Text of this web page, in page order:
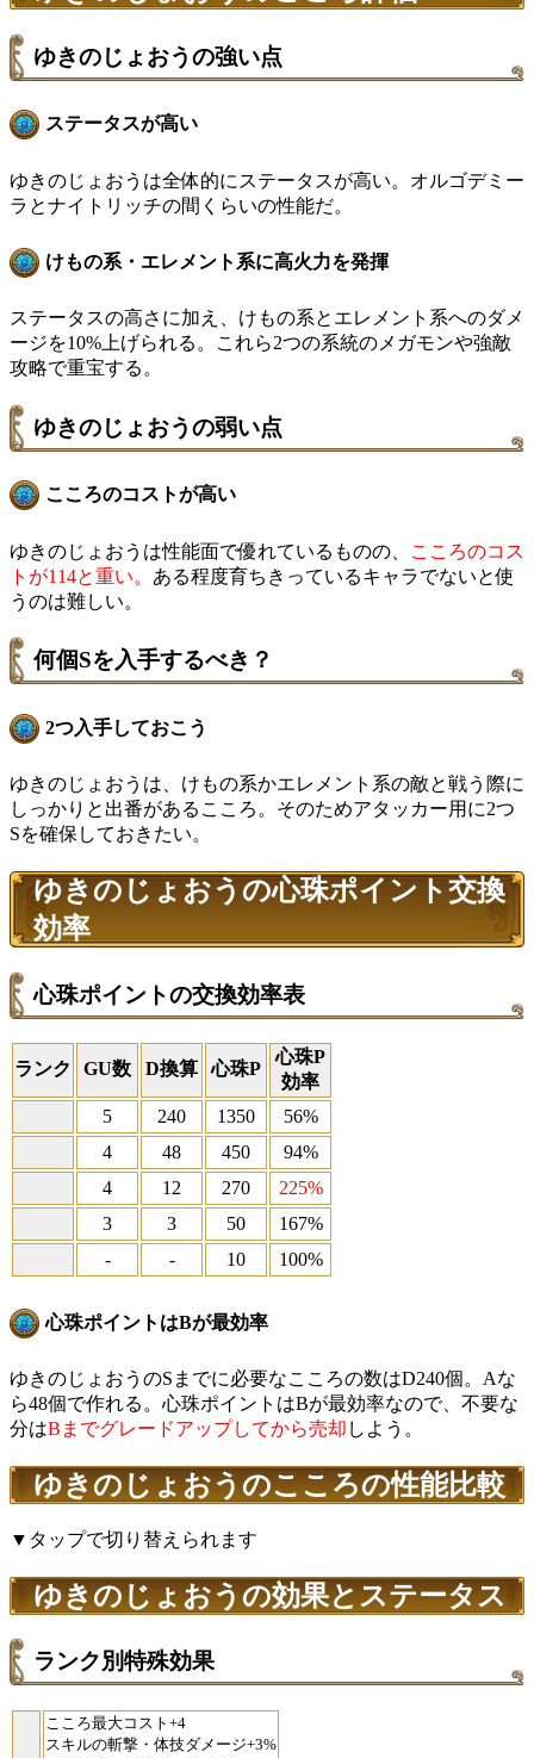
ゆきのじょおうの強い点
ステータスが高い
ゆきのじょおうは全体的にステータスが高い。オルゴデミー
ラとナイトリッチの間くらいの性能だ。
けもの系・エレメント系に高火力を発揮
ステータスの高さに加え、けもの系とエレメント系へのダメ
ージを10%上げられる。これら2つの系統のメガモンや強敵
攻略で重宝する。
ゆきのじょおうの弱い点
こころのコストが高い
ゆきのじょおうは性能面で優れているものの、
こころのコス
トが114と重い。 ある程度育ちきっているキャラでないと使
うのは難しい。
何個Sを入手するべき？
2つ入手しておこう
ゆきのじょおうは、けもの系かエレメント系の敵と戦う際に
しっかりと出番があるこころ。そのためアタッカー用に2つ
Sを確保しておきたい。
ゆきのじょおうの心珠ポイント交換
効率
心珠ポイントの交換効率表
ランク GU数 D換算 心珠P
心珠P
効率
5
240 1350
56%
4
48 450
94%
4
12 270
225%
3
3 50
167%
-
- 10 100%
心珠ポイントはBが最効率
ゆきのじょおうのSまでに必要なこころの数はD240個。Aな
ら48個で作れる。心珠ポイントはBが最効率なので、不要な
分はBまでグレードアップしてから売却 しよう。
ゆきのじょおうのこころの性能比較
▼タップで切り替えられます
ゆきのじょおうの効果とステータス
ランク別特殊効果
こころ最大コスト+4
スキルの斬撃・体技ダメージ+3%